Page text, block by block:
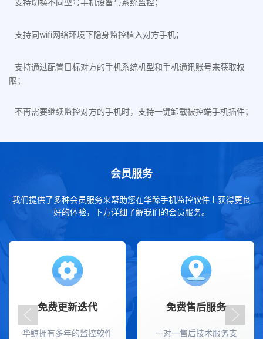
支持切换不同型号手机设备与系统监控；
支持同wifi网络环境下隐身监控植入对方手机；
支持通过配置目标对方的手机系统机型和手机通讯账号来获取权
限；
不再需要继续监控对方的手机时，支持一键卸载被控端手机插件；
会员服务
我们提供了多种会员服务来帮助您在华鲸手机监控软件上获得更良
好的体验，下方详细了解我们的会员服务。
免费更新迭代
华鲸拥有多年的监控软件
免费售后服务
一对一售后技术服务支